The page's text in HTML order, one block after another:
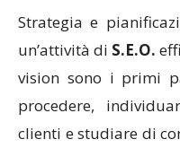
Strategia e
un’attività di S.E.O.
vision sono i primi
procedere,
clienti e studiare di